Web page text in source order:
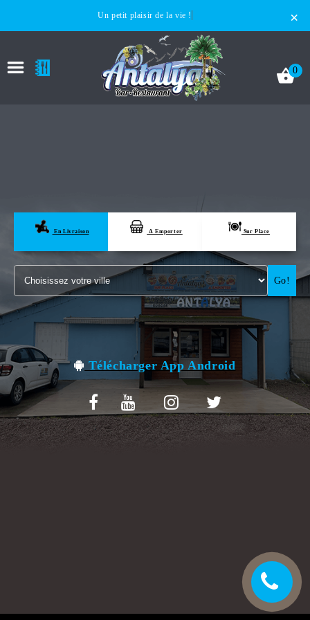
×
Un petit plaisir de la vie !
LA CARTE
VOTRE COMPTE
NOTRE RESTAURANT
VOS AVIS
MENTIONS LÉGALES
C.G.V
0
En Livraison A Emporter Sur Place
Go!
Télécharger App Android